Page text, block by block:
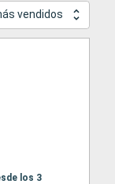
vendidos
los 3